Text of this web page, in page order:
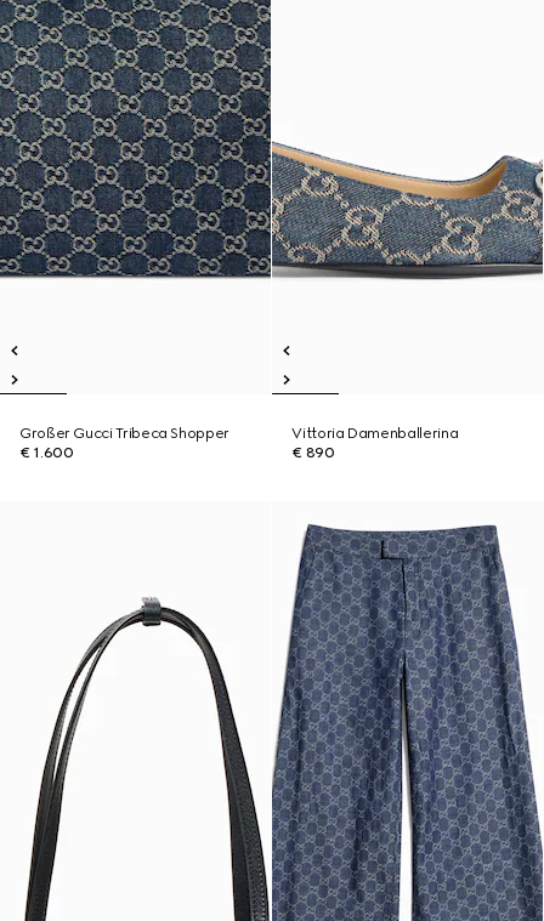
Großer Gucci Tribeca Shopper
€ 1.600
Vittoria Damenballerina
€ 890